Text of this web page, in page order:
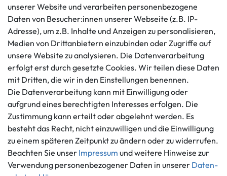
Kundenservice
+49 421 596586
Mo. - Fr. 9 - 16 Uhr
info@gameworld.de
Kontaktformular
Rechtliches
AGB
Impressum
Datenschutzerklärung
Barrierefreiheitserklärung
Widerrufs­recht
Vertrag widerrufen
Informationen
Ankauf
Über uns
Häufig gestellte Fragen
Zahlung und Versand
Zahlungsmöglichkeiten
unserer Website und verarbeiten personenbezogene
Daten von Besucher:innen unserer Webseite (z.B. IP-
Adresse), um z.B. Inhalte und Anzeigen zu personalisieren,
Medien von Drittanbietern einzubinden oder Zugriffe auf
unsere Website zu analysieren. Die Datenverarbeitung
erfolgt erst durch gesetzte Cookies. Wir teilen diese Daten
mit Dritten, die wir in den Einstellungen benennen.
Die Datenverarbeitung kann mit Einwilligung oder
aufgrund eines berechtigten Interesses erfolgen. Die
Zustimmung kann erteilt oder abgelehnt werden. Es
besteht das Recht, nicht einzuwilligen und die Einwilligung
zu einem späteren Zeitpunkt zu ändern oder zu widerrufen.
Beachten Sie unser Impressum und weitere Hinweise zur
Verwendung personenbezogener Daten in unserer Daten­